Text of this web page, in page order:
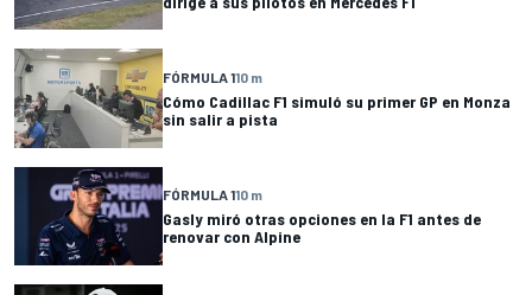
FÓRMULA 110 m
Cómo Cadillac F1 simuló su primer GP en Monza
sin salir a pista
FÓRMULA 110 m
Gasly miró otras opciones en la F1 antes de
renovar con Alpine